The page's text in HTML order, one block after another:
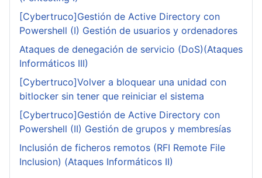
[Cybertruco]Gestión de Active Directory con
Powershell (I) Gestión de usuarios y ordenadores
Ataques de denegación de servicio (DoS)(Ataques
Informáticos III)
[Cybertruco]Volver a bloquear una unidad con
bitlocker sin tener que reiniciar el sistema
[Cybertruco]Gestión de Active Directory con
Powershell (II) Gestión de grupos y membresías
Inclusión de ficheros remotos (RFI Remote File
Inclusion) (Ataques Informáticos II)